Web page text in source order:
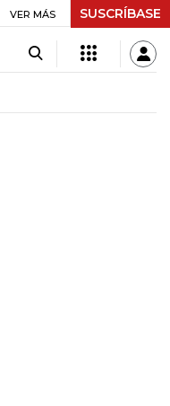
UVR $ 416,86 +$ 0,05 +0,01%
VER MÁS SUSCRÍBASE